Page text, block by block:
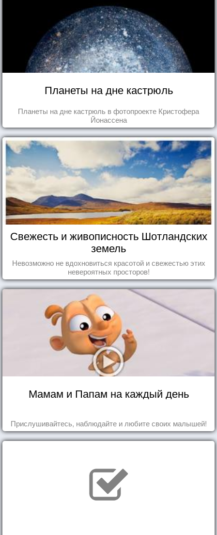
Планеты на дне кастрюль
Планеты на дне кастрюль в фотопроекте Кристофера
Йонассена
Свежесть и живописность Шотландских
земель
Невозможно не вдохновиться красотой и свежестью этих
невероятных просторов!
Мамам и Папам на каждый день
Прислушивайтесь, наблюдайте и любите своих малышей!